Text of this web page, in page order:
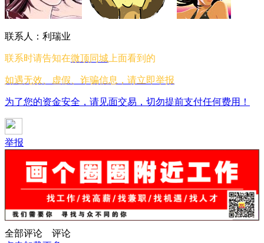
联系人：利瑞业
联系时请告知在微顶同城 上面看到的
如遇无效、虚假、诈骗信息，请立即举报
为了您的资金安全，请见面交易，切勿提前支付任何费用！
举报
全部评论
评论